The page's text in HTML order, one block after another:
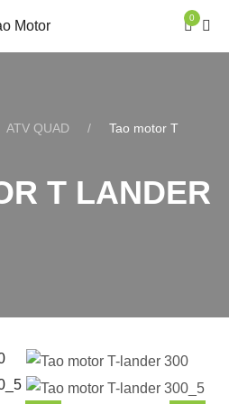
0
ATV QUAD
Tao motor T
T LANDER